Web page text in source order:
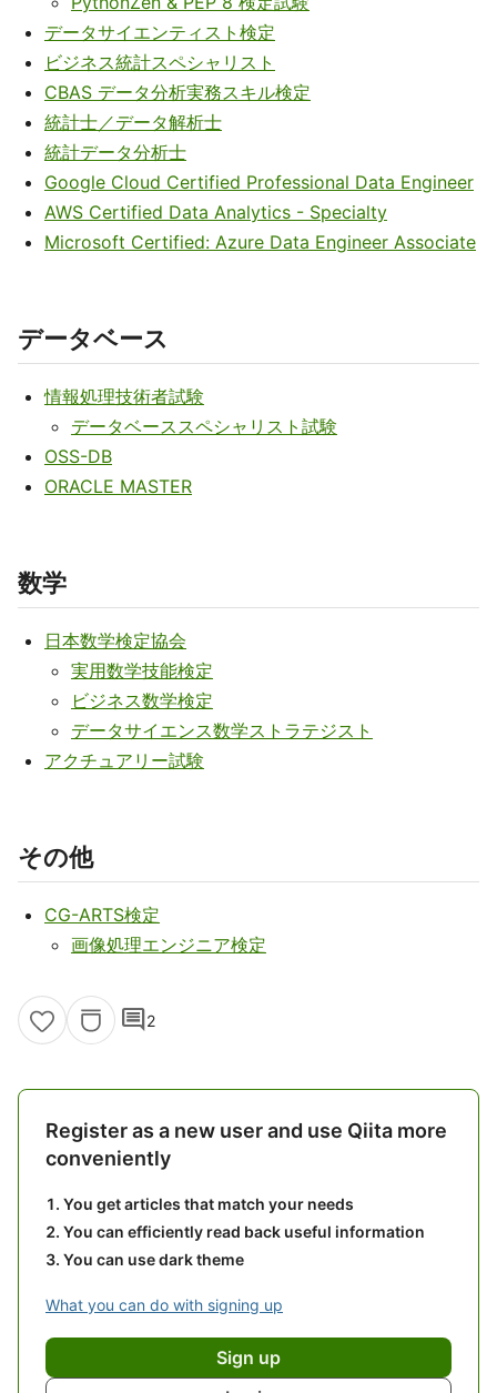
データサイエンティスト検定
ビジネス統計スペシャリスト
CBAS データ分析実務スキル検定
統計士／データ解析士
統計データ分析士
Google Cloud Certified Professional Data Engineer
AWS Certified Data Analytics - Specialty
Microsoft Certified: Azure Data Engineer Associate
データベース
情報処理技術者試験
データベーススペシャリスト試験
OSS-DB
ORACLE MASTER
数学
日本数学検定協会
実用数学技能検定
ビジネス数学検定
データサイエンス数学ストラテジスト
アクチュアリー試験
その他
CG-ARTS検定
画像処理エンジニア検定
comment2
Register as a new user and use Qiita more
conveniently
You get articles that match your needs
You can efficiently read back useful information
You can use dark theme
What you can do with signing up
Sign up